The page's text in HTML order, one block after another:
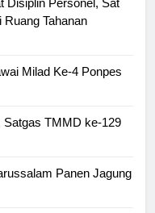
Tahanan
Milad Ke-4 Ponpes
Satgas TMMD ke-129
Panen Jagung